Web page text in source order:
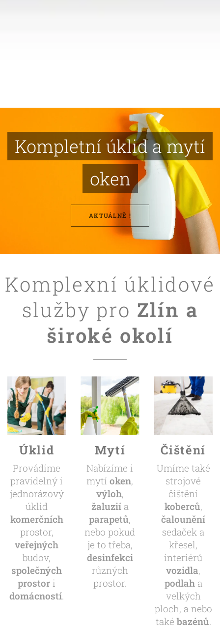
Kompletní úklid a mytí
oken
AKTUÁLNĚ !
Komplexní úklidové
služby pro Zlín a
široké okolí
Úklid
Provádíme
pravidelný i
jednorázový
úklid
komerčních
prostor,
veřejných
budov,
společných
prostor i
domácností.
Mytí
Nabízíme i
mytíoken,
výloh,
žaluzií a
parapetů,
nebo pokud
je to třeba,
desinfekci
různých
prostor.
Čištění
Umíme také
strojové
čištění
koberců,
čalounění
sedaček a
křesel,
interiérů
vozidla,
podlah a
velkých
ploch, a nebo
také bazénů.